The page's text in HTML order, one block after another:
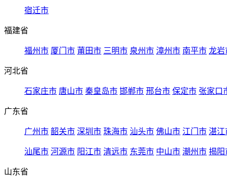
宿迁市
福建省
福州市 厦门市 莆田市 三明市 泉州市 漳州市 南平市 龙岩
河北省
石家庄市 唐山市 秦皇岛市 邯郸市 邢台市 保定市 张家口
广东省
广州市 韶关市 深圳市 珠海市 汕头市 佛山市 江门市 湛江
汕尾市 河源市 阳江市 清远市 东莞市 中山市 潮州市 揭阳
山东省